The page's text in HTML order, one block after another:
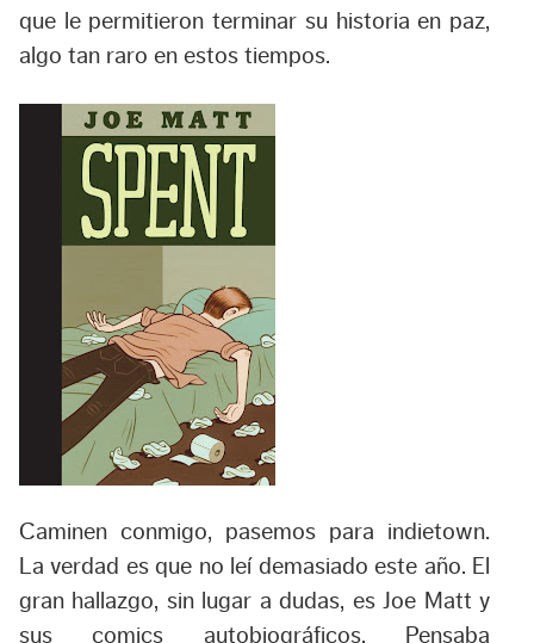
que le permitieron terminar su historia en paz,
algo tan raro en estos tiempos.
Caminen conmigo, pasemos para indietown.
La verdad es que no leí demasiado este año. El
gran hallazgo, sin lugar a dudas, esJoe Matty
sus comics autobiográficos. Pensaba